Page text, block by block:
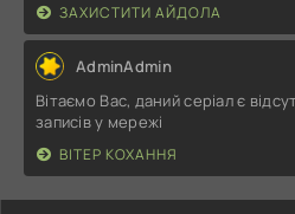
ЗАХИСТИТИ АЙДОЛА
AdminAdmin
Вітаємо Вас, даний серіал є
записів у мережі
ВІТЕР КОХАННЯ